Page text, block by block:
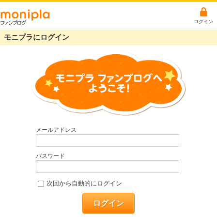
ログイン
モニプラにログイン
メールアドレス
パスワード
次回から自動的にログイン
ログイン